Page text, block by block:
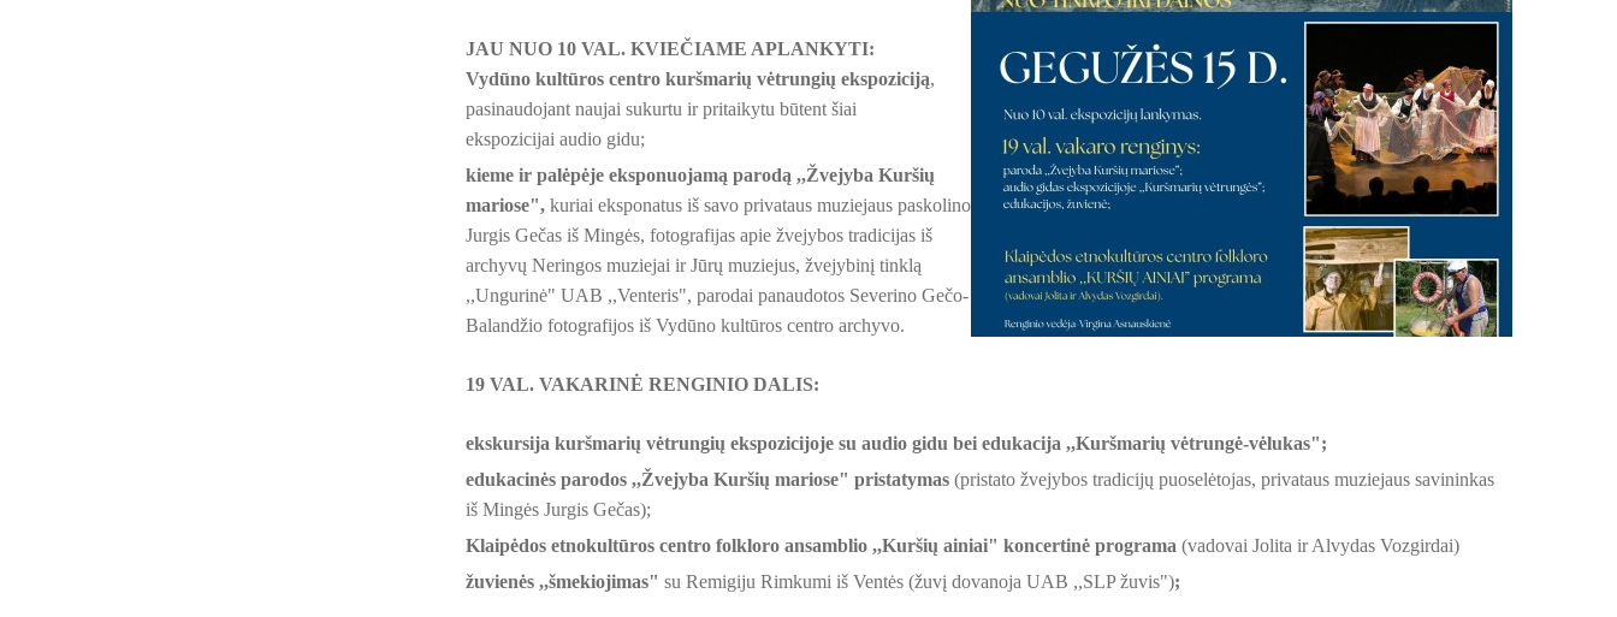
JAU NUO 10 VAL. KVIEČIAME APLANKYTI:
Vydūno kultūros centro kuršmarių vėtrungių ekspoziciją,
pasinaudojant naujai sukurtu ir pritaikytu būtent šiai
ekspozicijai audio gidu;
kieme ir palėpėje eksponuojamą parodą ,,Žvejyba Kuršių
mariose", kuriai eksponatus iš savo privataus muziejaus paskolino
Jurgis Gečas iš Mingės, fotografijas apie žvejybos tradicijas iš
archyvų Neringos muziejai ir Jūrų muziejus, žvejybinį tinklą
,,Ungurinė" UAB ,,Venteris", parodai panaudotos Severino Gečo-
Balandžio fotografijos iš Vydūno kultūros centro archyvo.
19 VAL. VAKARINĖ RENGINIO DALIS:
ekskursija kuršmarių vėtrungių ekspozicijoje su audio gidu bei edukacija ,,Kuršmarių vėtrungė-vėlukas";
edukacinės parodos ,,Žvejyba Kuršių mariose" pristatymas (pristato žvejybos tradicijų puoselėtojas, privataus muziejaus savininkas
iš Mingės Jurgis Gečas);
Klaipėdos etnokultūros centro folkloro ansamblio ,,Kuršių ainiai" koncertinė programa (vadovai Jolita ir Alvydas Vozgirdai)
žuvienės ,,šmekiojimas" su Remigiju Rimkumi iš Ventės (žuvį dovanoja UAB ,,SLP žuvis");